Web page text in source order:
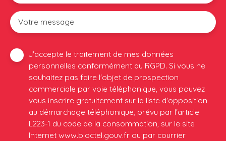
Votre message
J'accepte le traitement de mes données
personnelles conformément au RGPD. Si vous ne
souhaitez pas faire l'objet de prospection
commerciale par voie téléphonique, vous pouvez
vous inscrire gratuitement sur la liste d'opposition
au démarchage téléphonique, prévu par l'article
L223-1 du code de la consommation, sur le site
Internet www.bloctel.gouv.fr ou par courrier